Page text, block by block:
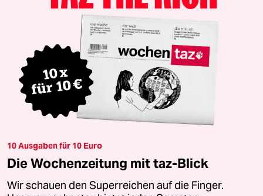
10 Ausgaben für 10 Euro
Die Wochenzeitung mit taz-Blick
Wir schauen den Superreichen auf die Finger.